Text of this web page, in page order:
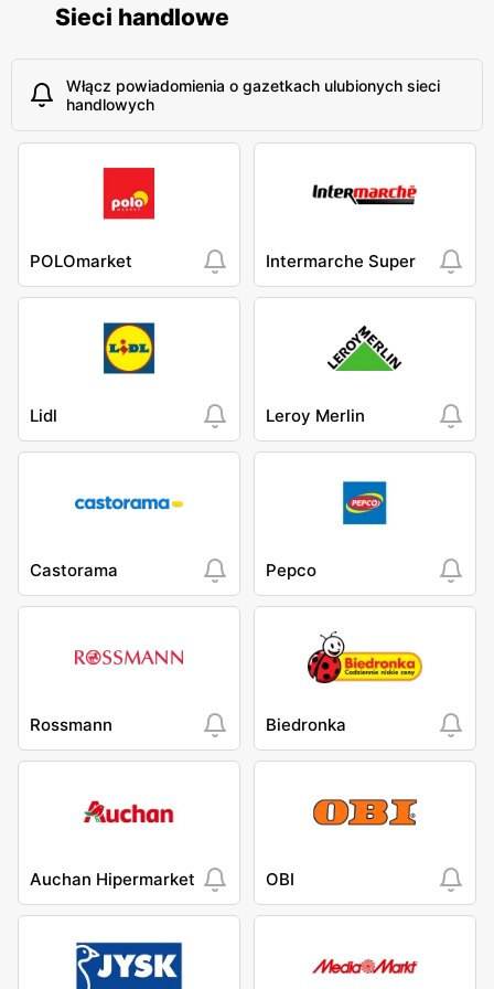
Sieci handlowe
Włącz powiadomienia o gazetkach ulubionych sieci
handlowych
POLOmarket Intermarche Super
Lidl Leroy Merlin
Castorama Pepco
Rossmann Biedronka
Auchan Hipermarket OBI